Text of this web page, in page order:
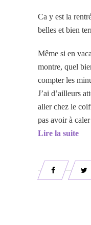
Ca y est la
belles et bien
Même si en
montre, quel
compter les
J’ai d’ailleurs
aller chez le
pas avoir à caler
Lire la suite